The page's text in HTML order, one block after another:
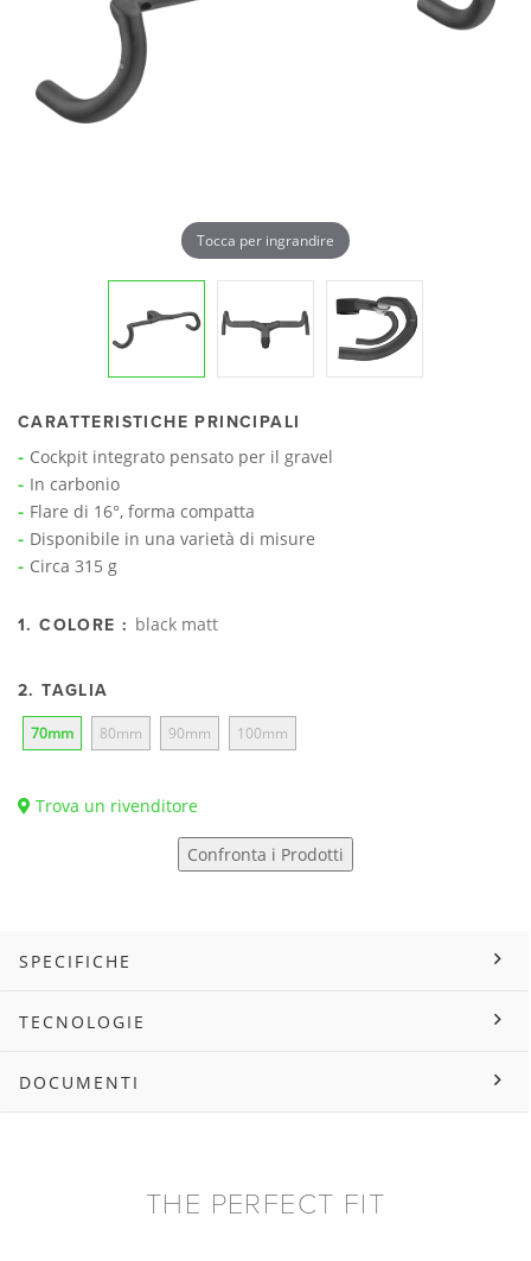
Tocca per ingrandire
CARATTERISTICHE PRINCIPALI
Cockpit integrato pensato per il gravel
In carbonio
Flare di 16°, forma compatta
Disponibile in una varietà di misure
Circa 315 g
1. COLORE : black matt
2. TAGLIA
70mm 80mm 90mm 100mm
Trova un rivenditore
Confronta i Prodotti
SPECIFICHE
TECNOLOGIE
DOCUMENTI
THE PERFECT FIT